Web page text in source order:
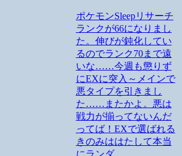
ポケモンSleepリサーチ
ランクが66になりまし
た。伸びが鈍化してい
るのでランク70まで遠
いな……今週も懲りず
にEXに突入～メインで
悪タイプを引きまし
た……またかよ。悪は
戦力が揃ってないんだ
ってば！EXで選ばれる
きのみははたして本当
にランダ...